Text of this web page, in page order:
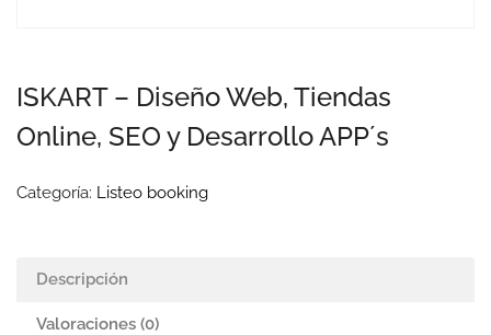
ISKART – Diseño Web, Tiendas
Online, SEO y Desarrollo APP´s
Categoría: Listeo booking
Descripción
Valoraciones (0)